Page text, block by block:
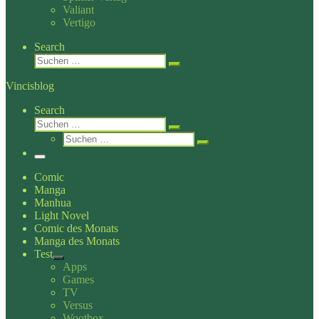
Valiant
Vertigo
Search
Suche
Suchen …
Vincisblog
Search
Suche
Suchen …
Suche
Suchen …
Menü
Comic
Manga
Manhua
Light Novel
Comic des Monats
Manga des Monats
Test
Apps
Games
TV
Versus